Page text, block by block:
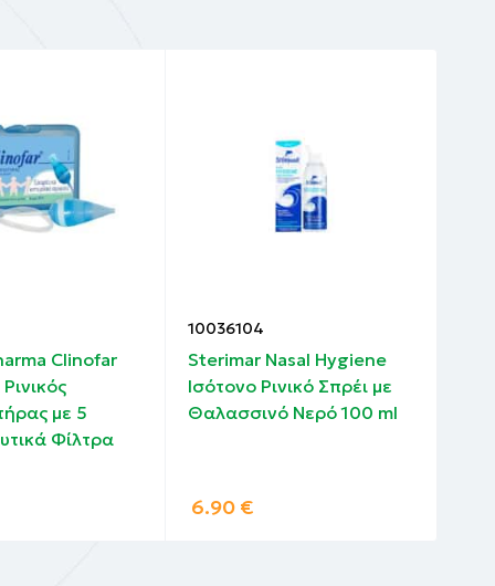
Clinofar
με 5
Φίλτρα
10036104
Sterimar Nasal Hygiene
Ισότονο Ρινικό Σπρέι με
Θαλασσινό Νερό 100 ml
6.90 €